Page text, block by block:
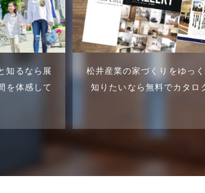
知るなら展
を体感して
松井産業の家づくりをゆっ
知りたいなら無料でカタロ